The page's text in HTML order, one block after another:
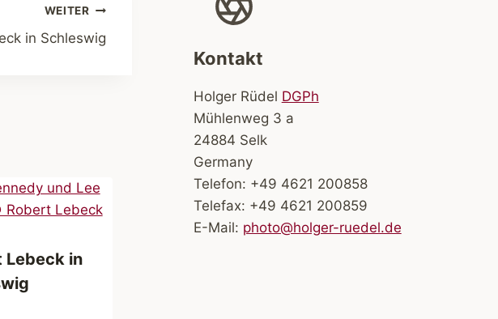
WEITER
in Schleswig
Lebeck in
Kontakt
Holger Rüdel DGPh
Mühlenweg 3 a
24884 Selk
Germany
Telefon: +49 4621 200858
Telefax: +49 4621 200859
E-Mail: photo@holger-ruedel.de